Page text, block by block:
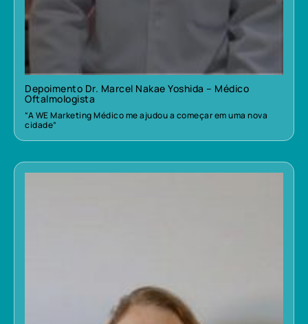
Depoimento Dr. Marcel Nakae Yoshida – Médico
Oftalmologista
“A WE Marketing Médico me ajudou a começar em uma nova
cidade”